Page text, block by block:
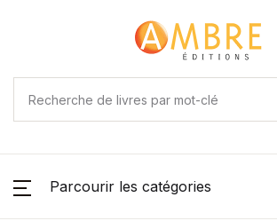
Parcourir les catégories